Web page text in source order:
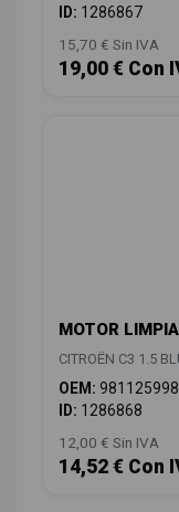
ID: 1286867
15,70 € Sin IVA
19,00 € Con
MOTOR
CITROËN C3 1.5
OEM:
ID: 1286868
12,00 € Sin IVA
14,52 € Con